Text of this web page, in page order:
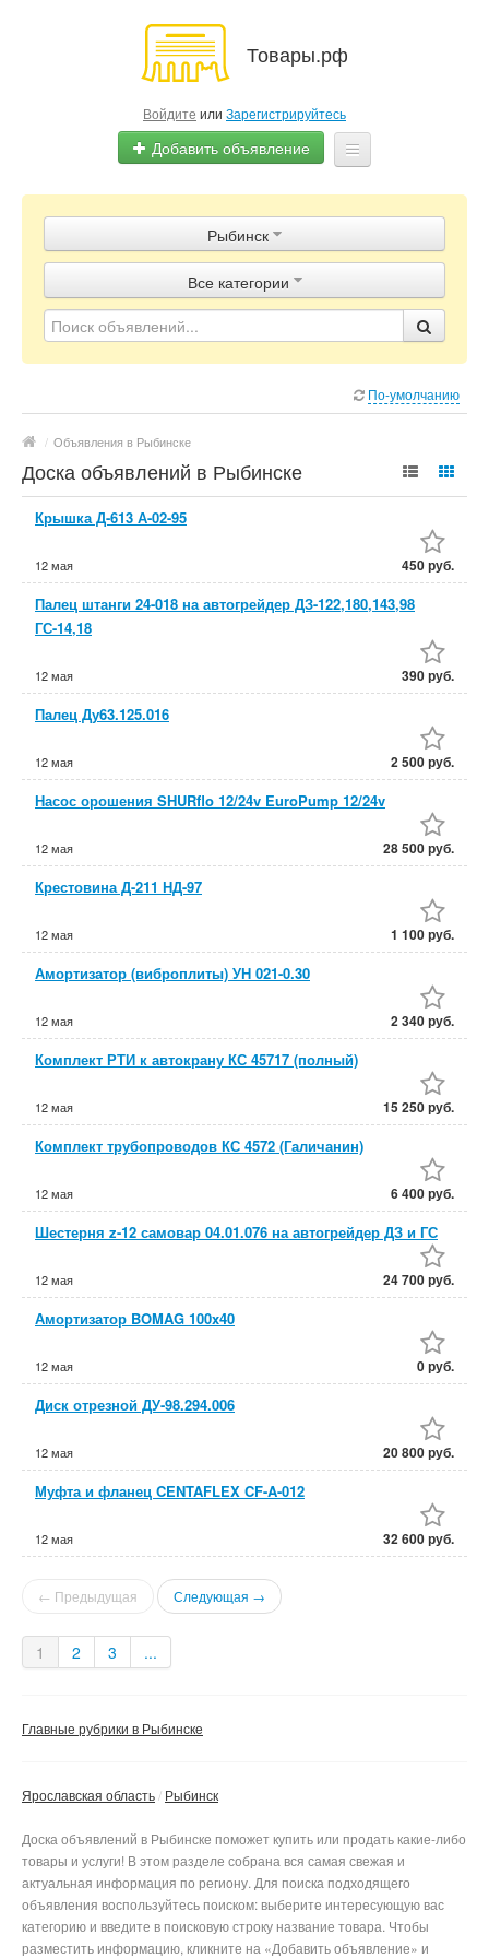
Товары.рф
Войдите или Зарегистрируйтесь
Добавить объявление
Объявления
Магазины
Контакты
Рыбинск
Все категории
По-умолчанию
/ Объявления в Рыбинске
Доска объявлений в Рыбинске
Крышка Д-613 А-02-95
12 мая 450 руб.
Палец штанги 24-018 на автогрейдер ДЗ-122,180,143,98
ГС-14,18
12 мая 390 руб.
Палец Ду63.125.016
12 мая 2 500 руб.
Насос орошения SHURflo 12/24v EuroPump 12/24v
12 мая 28 500 руб.
Крестовина Д-211 НД-97
12 мая 1 100 руб.
Амортизатор (виброплиты) УН 021-0.30
12 мая 2 340 руб.
Комплект РТИ к автокрану КС 45717 (полный)
12 мая 15 250 руб.
Комплект трубопроводов КС 4572 (Галичанин)
12 мая 6 400 руб.
Шестерня z-12 самовар 04.01.076 на автогрейдер ДЗ и ГС
12 мая 24 700 руб.
Амортизатор BOMAG 100x40
12 мая 0 руб.
Диск отрезной ДУ-98.294.006
12 мая 20 800 руб.
Муфта и фланец CENTAFLEX CF-A-012
12 мая 32 600 руб.
← Предыдущая Следующая →
1 2 3 ...
Главные рубрики в Рыбинске
Ярославская область Рыбинск
Доска объявлений в Рыбинске поможет купить или продать какие-либо
товары и услуги! В этом разделе собрана вся самая свежая и
актуальная информация по региону. Для поиска подходящего
объявления воспользуйтесь поиском: выберите интересующую вас
категорию и введите в поисковую строку название товара. Чтобы
разместить информацию, кликните на «Добавить объявление» и